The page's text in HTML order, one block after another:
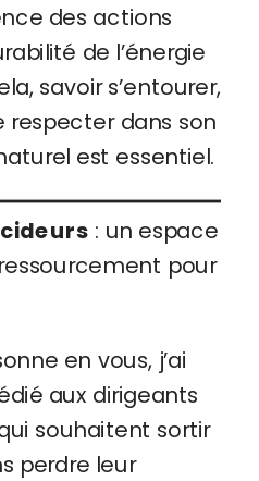
des actions
de l’énergie
savoir s’entourer,
dans son
est essentiel.
: un espace
pour
en vous, j’ai
aux dirigeants
souhaitent sortir
perdre leur